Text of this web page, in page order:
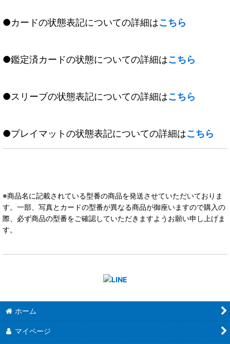
●カードの状態表記についての詳細はこちら
●鑑定済カードの状態についての詳細はこちら
●スリーブの状態表記についての詳細はこちら
●プレイマットの状態表記についての詳細はこちら
※商品名に記載されている型番の商品を発送させていただいておりま
す。一部、写真とカードの型番が異なる商品が御座いますので購入の
際、必ず商品の型番をご確認していただきますようお願い申し上げま
す。
ホーム
マイページ